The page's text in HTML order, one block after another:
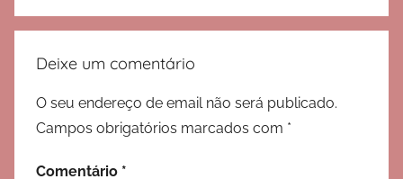
Deixe um comentário
O seu endereço de email não será publicado.
Campos obrigatórios marcados com *
Comentário *